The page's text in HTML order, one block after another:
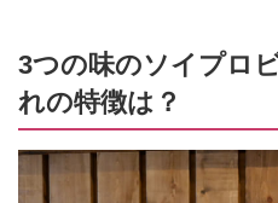
3つの味のソイプロ
れの特徴は？